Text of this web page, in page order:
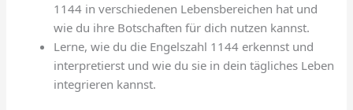
1144 in verschiedenen Lebensbereichen hat und
wie du ihre Botschaften für dich nutzen kannst.
Lerne, wie du die Engelszahl 1144 erkennst und
interpretierst und wie du sie in dein tägliches Leben
integrieren kannst.